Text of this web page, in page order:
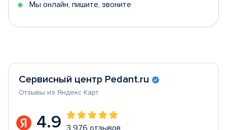
Мы онлайн, пишите, звоните
Сервисный центр Pedant.ru
Отзывы из Яндекс Карт
4.9 3 976 отзывов